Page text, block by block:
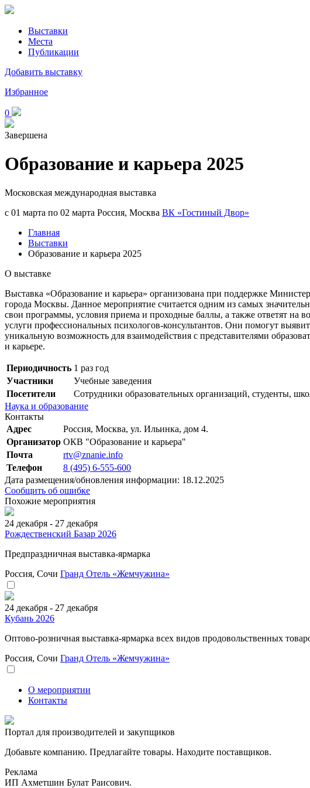
Выставки
Места
Публикации
Добавить выставку
Избранное
0
Завершена
Образование и карьера 2025
Московская международная выставка
с 01 марта по 02 марта Россия, Москва ВК «Гостиный Двор»
Главная
Выставки
Образование и карьера 2025
О выставке
Выставка «Образование и карьера» организована при поддержке
города Москвы. Данное мероприятие считается одним из самых
свои программы, условия приема и проходные баллы, а также ответят на
услуги профессиональных психологов-консультантов. Они помогут
уникальную возможность для взаимодействия с представителями
и карьере.
Периодичность 1 раз год
Участники
Учебные заведения
Посетители
Сотрудники образовательных организаций, студенты,
Наука и образование
Контакты
Адрес
Россия, Москва, ул. Ильинка, дом 4.
Организатор ОКВ "Образование и карьера"
Почта
rtv@znanie.info
Телефон
8 (495) 6-555-600
Дата размещения/обновления информации: 18.12.2025
Сообщить об ошибке
Похожие мероприятия
24 декабря - 27 декабря
Рождественский Базар 2026
Предпраздничная выставка-ярмарка
Россия, Сочи Гранд Отель «Жемчужина»
24 декабря - 27 декабря
Кубань 2026
Оптово-розничная выставка-ярмарка всех видов продовольственных
Россия, Сочи Гранд Отель «Жемчужина»
О мероприятии
Контакты
Портал для производителей и закупщиков
Добавьте компанию. Предлагайте товары. Находите поставщиков.
Реклама
ИП Ахметшин Булат Раисович.